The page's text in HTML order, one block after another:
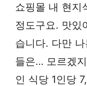
쇼핑몰 내 현
정도구요. 맛있
습니다. 다만
들은… 모르겠
인 식당 1인당